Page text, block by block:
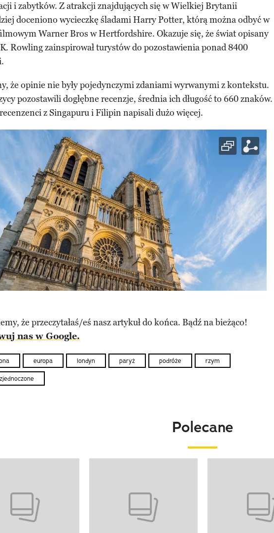
i zabytków. Z atrakcji znajdujących się w Wielkiej Brytanii
doceniono wycieczkę śladami Harry Potter, którą można odbyć w
Warner Bros w Hertfordshire. Okazuje się, że świat opisany
Rowling zainspirował turystów do pozostawienia ponad 8400
że opinie nie były pojedynczymi zdaniami wyrwanymi z kontekstu.
pozostawili dogłębne recenzje, średnia ich długość to 660 znaków.
z Singapuru i Filipin napisali dużo więcej.
że przeczytałaś/eś nasz artykuł do końca. Bądź na bieżąco!
nas w Google.
europa londyn paryż podróże rzym
Polecane
element